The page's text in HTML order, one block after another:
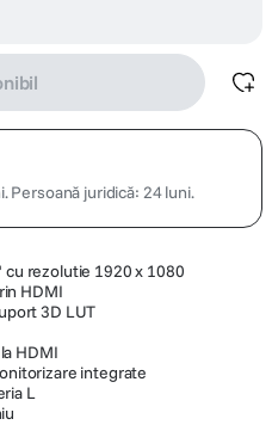
Persoană juridică: 24 luni.
cu rezolutie 1920 x 1080
HDMI
3D LUT
HDMI
integrate
L